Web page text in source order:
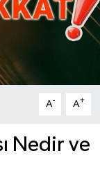
A- A+
Nedir ve